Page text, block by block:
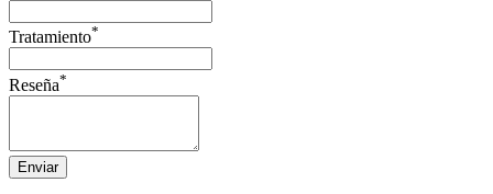
Tratamiento*
Reseña*
Enviar